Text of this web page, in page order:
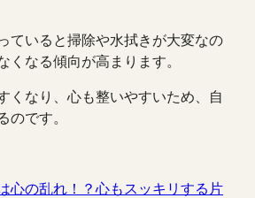
ていると掃除や水拭きが大変なの
くなる傾向が高まります。
くなり、心も整いやすいため、自
のです。
心の乱れ！？心もスッキリする片